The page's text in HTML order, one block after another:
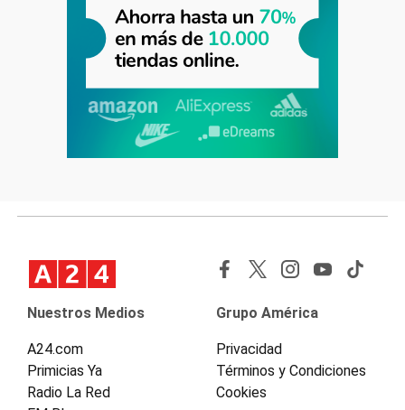
Nuestros Medios
A24.com
Primicias Ya
Radio La Red
Grupo América
Privacidad
Términos y Condiciones
Cookies